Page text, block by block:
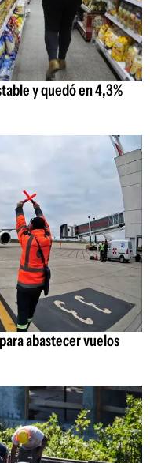
y quedó en 4,3%
abastecer vuelos